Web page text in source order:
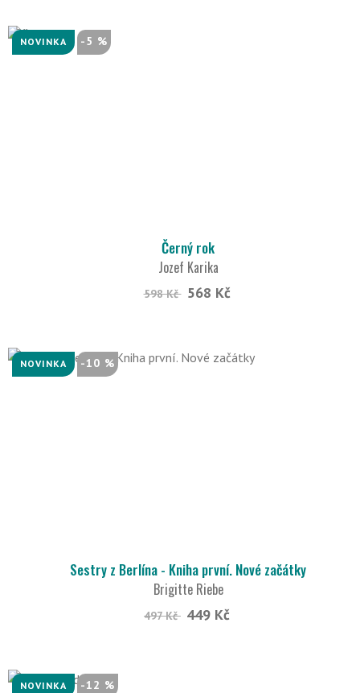
NOVINKA -5 %
Černý rok
Jozef Karika
598 Kč 568 Kč
NOVINKA -10 %
Sestry z Berlína - Kniha první. Nové začátky
Brigitte Riebe
497 Kč 449 Kč
NOVINKA -12 %